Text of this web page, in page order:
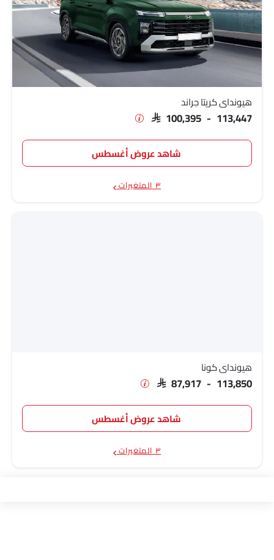
هيونداي كريتا جراند
SAR 100,395 - 113,447
شاهد عروض أغسطس
٣ المتغيرات
هيونداي كونا
SAR 87,917 - 113,850
شاهد عروض أغسطس
٣ المتغيرات